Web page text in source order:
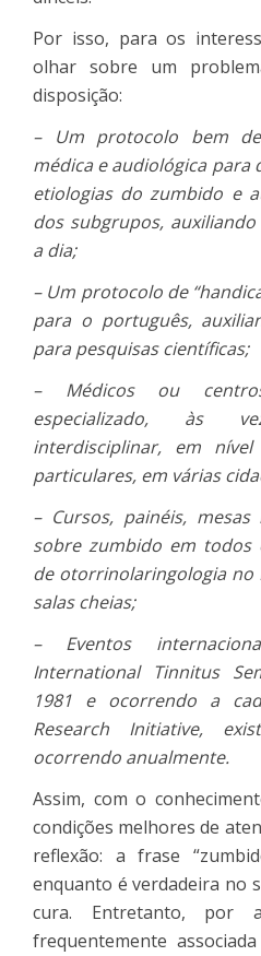
Por isso, para os
olhar sobre um
disposição:
– Um protocolo bem
médica e audiológica
etiologias do zumbido e
dos subgrupos,
a dia;
– Um protocolo de
para o português,
para pesquisas científicas;
– Médicos ou
especializado, às
interdisciplinar, em
particulares, em várias
– Cursos, painéis,
sobre zumbido em todos
de otorrinolaringologia no
salas cheias;
– Eventos
International Tinnitus
1981 e ocorrendo a
Research Initiative,
ocorrendo anualmente.
Assim, com o
condições melhores de
reflexão: a frase
enquanto é verdadeira no
cura. Entretanto, por
frequentemente